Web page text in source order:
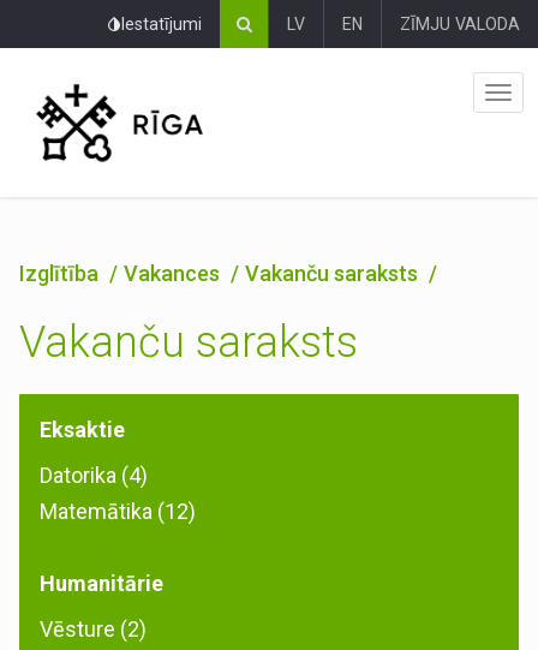
Iestatījumi LV EN ZĪMJU VALODA
Izglītība Vakances Vakanču saraksts
Vakanču saraksts
Eksaktie
Datorika (4)
Matemātika (12)
Humanitārie
Vēsture (2)